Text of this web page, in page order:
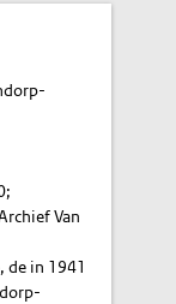
Van
de in 1941